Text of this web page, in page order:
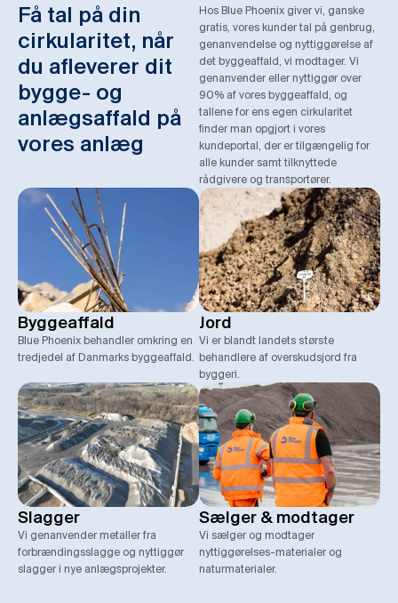
Få tal på din
cirkularitet, når
du afleverer dit
bygge- og
anlægsaffald på
vores anlæg
Hos Blue Phoenix giver vi, ganske
gratis, vores kunder tal på genbrug,
genanvendelse og nyttiggørelse af
det byggeaffald, vi modtager. Vi
genanvender eller nyttiggør over
90% af vores byggeaffald, og
tallene for ens egen cirkularitet
finder man opgjort i vores
kundeportal, der er tilgængelig for
alle kunder samt tilknyttede
rådgivere og transportører.
Byggeaffald
Blue Phoenix behandler omkring en
tredjedel af Danmarks byggeaffald.
Jord
Vi er blandt landets største
behandlere af overskudsjord fra
byggeri.
Slagger
Vi genanvender metaller fra
forbrændingsslagge og nyttiggør
slagger i nye anlægsprojekter.
Sælger & modtager
Vi sælger og modtager
nyttiggørelses-materialer og
naturmaterialer.